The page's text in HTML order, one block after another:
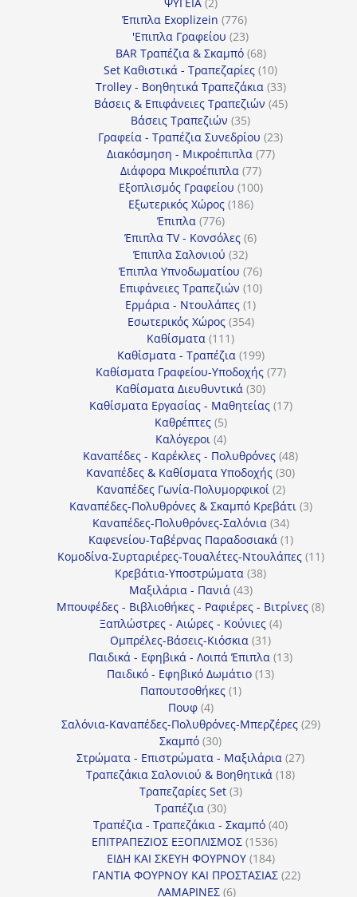
προϊόντα
Έπιπλα Exoplizein 776776
προϊόντα
'Επιπλα Γραφείου 2323
προϊόντα
BAR Τραπέζια & Σκαμπό 6868
προϊόντα
Set Καθιστικά - Τραπεζαρίες 1010
προϊόντα
Trolley - Βοηθητικά Τραπεζάκια 3333
προϊόντα
Βάσεις & Επιφάνειες Τραπεζιών 4545
Βάσεις Τραπεζιών 3535
προϊόντα
Γραφεία - Τραπέζια Συνεδρίου 2323
Διακόσμηση - Μικροέπιπλα 7777
Διάφορα Μικροέπιπλα 7777
προϊόντα
Εξοπλισμός Γραφείου 100100
Εξωτερικός Χώρος 186186
Έπιπλα 776776
προϊόντα
Έπιπλα TV - Κονσόλες 66
Έπιπλα Σαλονιού 3232
προϊόντα
Έπιπλα Υπνοδωματίου 7676
προϊόντα
Επιφάνειες Τραπεζιών 1010
Ερμάρια - Ντουλάπες 11
προϊόν
Εσωτερικός Χώρος 354354
Καθίσματα 111111
προϊόντα
Καθίσματα - Τραπέζια 199199
προϊόντα
Καθίσματα Γραφείου-Υποδοχής 7777
Καθίσματα Διευθυντικά 3030
προϊόντα
Καθίσματα Εργασίας - Μαθητείας 1717
Καθρέπτες 55
προϊόντα
Καλόγεροι 44
προϊόντα
Καναπέδες - Καρέκλες - Πολυθρόνες 4848
προϊόντα
Καναπέδες & Καθίσματα Υποδοχής 3030
Καναπέδες Γωνία-Πολυμορφικοί 22
προϊόντα
Καναπέδες-Πολυθρόνες & Σκαμπό Κρεβάτι 33
Καναπέδες-Πολυθρόνες-Σαλόνια 3434
προϊόντα
Καφενείου-Ταβέρνας Παραδοσιακά 11
προϊόν
Κομοδίνα-Συρταριέρες-Τουαλέτες-Ντουλάπες 1111
Κρεβάτια-Υποστρώματα 3838
Μαξιλάρια - Πανιά 4343
προϊόντα
Μπουφέδες - Βιβλιοθήκες - Ραφιέρες - Βιτρίνες 88
Ξαπλώστρες - Αιώρες - Κούνιες 44
Ομπρέλες-Βάσεις-Κιόσκια 3131
προϊόντα
Παιδικά - Εφηβικά - Λοιπά Έπιπλα 1313
Παιδικό - Εφηβικό Δωμάτιο 1313
Παπουτσοθήκες 11
Πουφ 44
προϊόντα
Σαλόνια-Καναπέδες-Πολυθρόνες-Μπερζέρες 2929
Σκαμπό 3030
προϊόντα
Στρώματα - Επιστρώματα - Μαξιλάρια 2727
Τραπεζάκια Σαλονιού & Βοηθητικά 1818
Τραπεζαρίες Set 33
Τραπέζια 3030
προϊόντα
Τραπέζια - Τραπεζάκια - Σκαμπό 4040
ΕΠΙΤΡΑΠΕΖΙΟΣ ΕΞΟΠΛΙΣΜΟΣ 15361536
προϊόντα
ΕΙΔΗ ΚΑΙ ΣΚΕΥΗ ΦΟΥΡΝΟΥ 184184
προϊόντα
ΓΑΝΤΙΑ ΦΟΥΡΝΟΥ ΚΑΙ ΠΡΟΣΤΑΣΙΑΣ 2222
ΛΑΜΑΡΙΝΕΣ 66